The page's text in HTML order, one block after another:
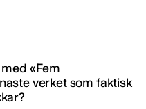
«Fem
verket som faktisk